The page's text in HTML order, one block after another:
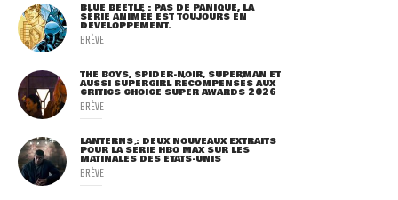
BLUE BEETLE : PAS DE PANIQUE, LA
SÉRIE ANIMÉE EST TOUJOURS EN
DÉVELOPPEMENT.
BRÈVE
THE BOYS, SPIDER-NOIR, SUPERMAN ET
AUSSI SUPERGIRL RÉCOMPENSÉS AUX
CRITICS CHOICE SUPER AWARDS 2026
BRÈVE
LANTERNS : DEUX NOUVEAUX EXTRAITS
POUR LA SÉRIE HBO MAX SUR LES
MATINALES DES ETATS-UNIS
BRÈVE